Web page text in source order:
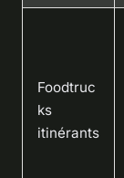
Foodtruc
ks
itinérants